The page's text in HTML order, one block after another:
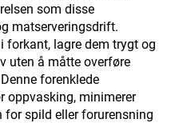
som disse
matserveringsdrift.
forkant, lagre dem trygt og
uten å måtte overføre
forenklede
oppvasking, minimerer
spild eller forurensning